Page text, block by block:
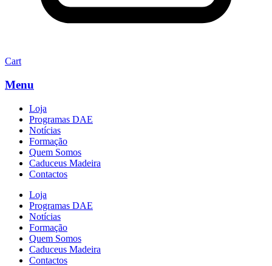
Cart
Menu
Loja
Programas DAE
Notícias
Formação
Quem Somos
Caduceus Madeira
Contactos
Loja
Programas DAE
Notícias
Formação
Quem Somos
Caduceus Madeira
Contactos